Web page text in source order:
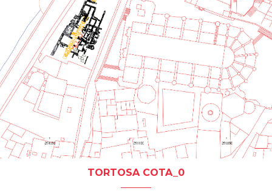
TORTOSA COTA_0